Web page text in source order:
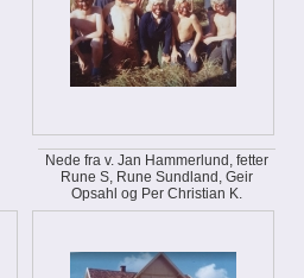
Nede fra v. Jan Hammerlund, fetter
Rune S, Rune Sundland, Geir
Opsahl og Per Christian K.